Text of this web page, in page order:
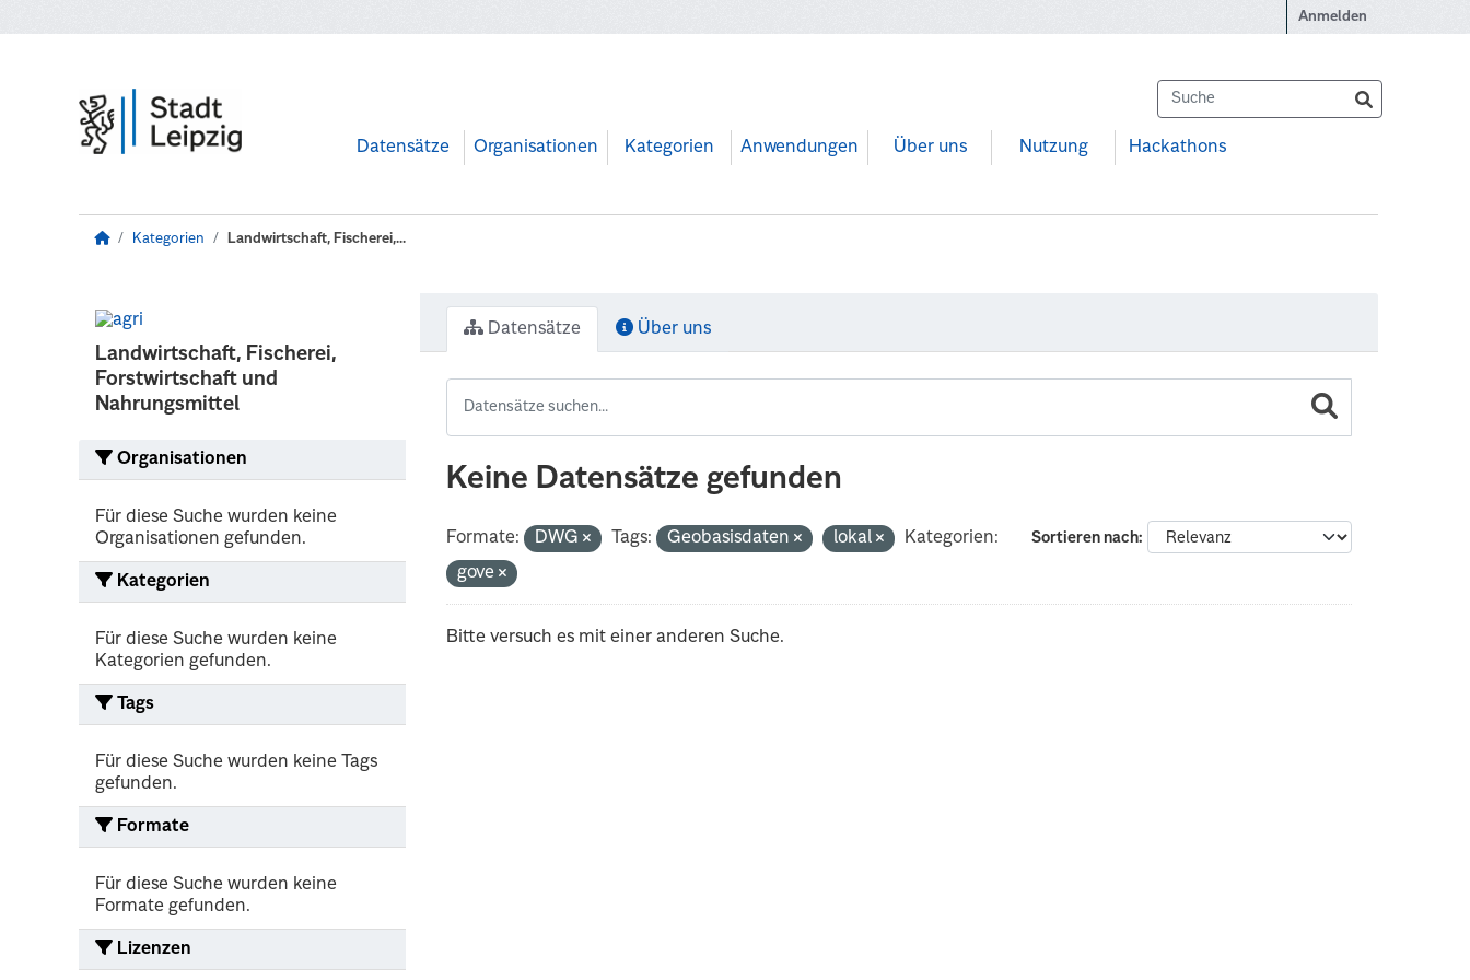
Anmelden
Datensätze Organisationen Kategorien Anwendungen Über uns Nutzung Hackathons
Kategorien Landwirtschaft, Fischerei,...
Landwirtschaft, Fischerei,
Forstwirtschaft und
Nahrungsmittel
Organisationen
Für diese Suche wurden keine
Organisationen gefunden.
Kategorien
Für diese Suche wurden keine
Kategorien gefunden.
Tags
Für diese Suche wurden keine Tags
gefunden.
Formate
Für diese Suche wurden keine
Formate gefunden.
Lizenzen
Datensätze Über uns
Keine Datensätze gefunden
Sortieren nach
Formate: DWG Tags: Geobasisdaten lokal
Kategorien:
gove
Bitte versuch es mit einer anderen Suche.